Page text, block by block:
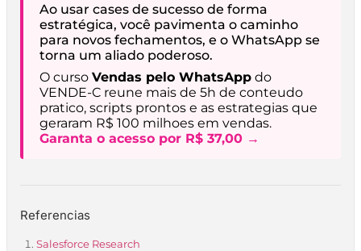
Ao usar cases de sucesso de forma
estratégica, você pavimenta o caminho
para novos fechamentos, e o WhatsApp se
torna um aliado poderoso.
O curso Vendas pelo WhatsApp do
VENDE-C reune mais de 5h de conteudo
pratico, scripts prontos e as estrategias que
geraram R$ 100 milhoes em vendas.
Garanta o acesso por R$ 37,00 →
Referencias
Salesforce Research